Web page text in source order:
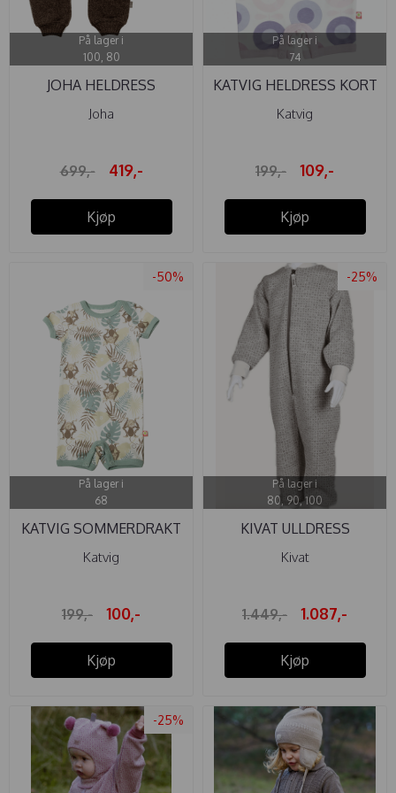
På lager i
100, 80
JOHA HELDRESS
ULLFLEECE KNAPP ...
Joha
699,- 419,-
Kjøp
På lager i
74
KATVIG HELDRESS KORT
ØKO ...
Katvig
199,- 109,-
Kjøp
-50%
På lager i
68
KATVIG SOMMERDRAKT
APE ...
Katvig
199,- 100,-
Kjøp
-25%
På lager i
80, 90, 100
KIVAT ULLDRESS
NORDISK ...
Kivat
1.449,- 1.087,-
Kjøp
-25%